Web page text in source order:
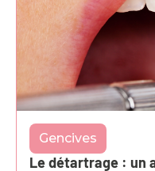
Gencives
Le détartrage : un